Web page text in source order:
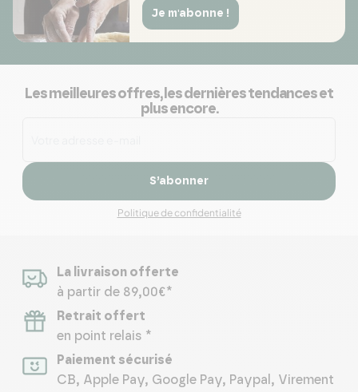
Je m'abonne !
Les meilleures offres, les dernières tendances et
plus encore.
S’abonner
Politique de confidentialité
La livraison offerte
à partir de 89,00€*
Retrait offert
en point relais *
Paiement sécurisé
CB, Apple Pay, Google Pay, Paypal, Virement